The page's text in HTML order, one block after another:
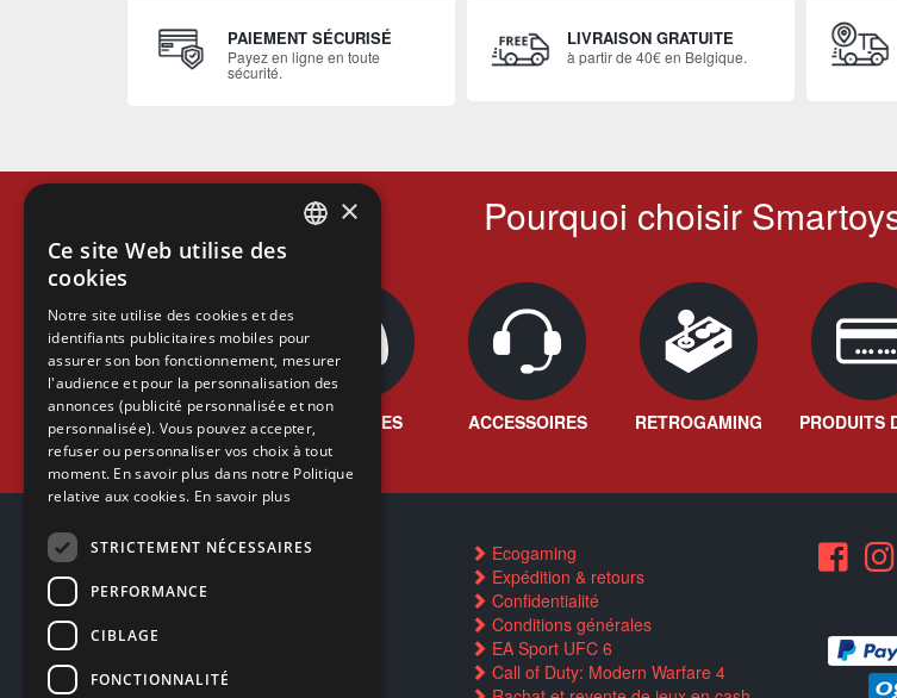
PAIEMENT SÉCURISÉ
Payez en ligne en toute
sécurité.
LIVRAISON GRATUITE
à partir de 40€ en Belgique.
Pourquoi choisir
JEUX VIDÉO CONSOLES ACCESSOIRES RETROGAMING PRODUITS
Contactez-nous
Trouver un magasin
Rachat cartes Pokémon
Réservation par SMS
Restauration CD griffés
Ecogaming
Expédition & retours
Confidentialité
Conditions générales
EA Sport UFC 6
Call of Duty: Modern Warfare 4
ENGLISH
×
Ce site Web utilise des
cookies
Notre site utilise des cookies et des
identifiants publicitaires mobiles pour
assurer son bon fonctionnement, mesurer
l'audience et pour la personnalisation des
annonces (publicité personnalisée et non
personnalisée). Vous pouvez accepter,
refuser ou personnaliser vos choix à tout
moment. En savoir plus dans notre Politique
relative aux cookies. En savoir plus
STRICTEMENT NÉCESSAIRES
PERFORMANCE
CIBLAGE
FONCTIONNALITÉ